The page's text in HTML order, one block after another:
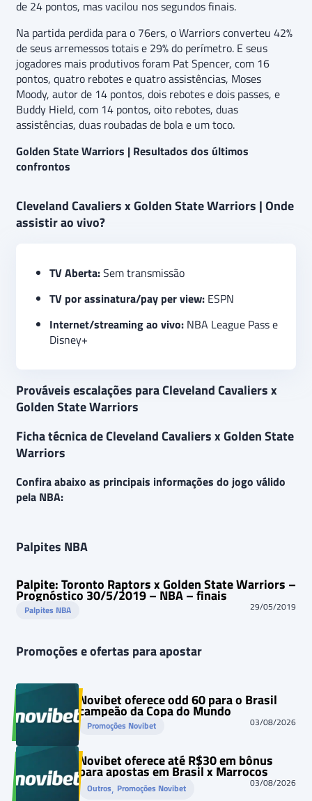
de 24 pontos, mas vacilou nos segundos finais.
Na partida perdida para o 76ers, o Warriors converteu 42%
de seus arremessos totais e 29% do perímetro. E seus
jogadores mais produtivos foram Pat Spencer, com 16
pontos, quatro rebotes e quatro assistências, Moses
Moody, autor de 14 pontos, dois rebotes e dois passes, e
Buddy Hield, com 14 pontos, oito rebotes, duas
assistências, duas roubadas de bola e um toco.
Golden State Warriors | Resultados dos últimos
confrontos
Cleveland Cavaliers x Golden State Warriors | Onde
assistir ao vivo?
TV Aberta:Sem transmissão
TV por assinatura/pay per view: ESPN
Internet/streaming ao vivo: NBA League Pass e
Disney+
Prováveis escalações para Cleveland Cavaliers x
Golden State Warriors
Ficha técnica de Cleveland Cavaliers x Golden State
Warriors
Confira abaixo as principais informações do jogo válido
pela NBA:
Palpites NBA
Palpite: Toronto Raptors x Golden State Warriors –
Prognóstico 30/5/2019 – NBA – finais
Palpites NBA 29/05/2019
Promoções e ofertas para apostar
Novibet oferece odd 60 para o Brasil
campeão da Copa do Mundo
Promoções Novibet 03/08/2026
Novibet oferece até R$30 em bônus
para apostas em Brasil x Marrocos
Outros, Promoções Novibet 03/08/2026